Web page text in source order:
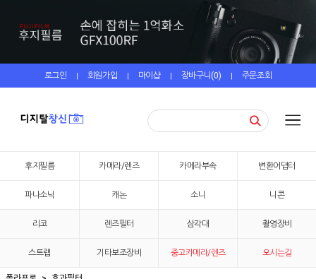
로그인 | 회원가입 | 마이샵 | 장바구니(0) | 주문조회
후지필름 카메라/렌즈 카메라부속 변환어댑터
파나소닉 캐논 소니 니콘
리코 렌즈필터 삼각대 촬영장비
스트랩 기타보조장비 중고카메라/렌즈 오시는길